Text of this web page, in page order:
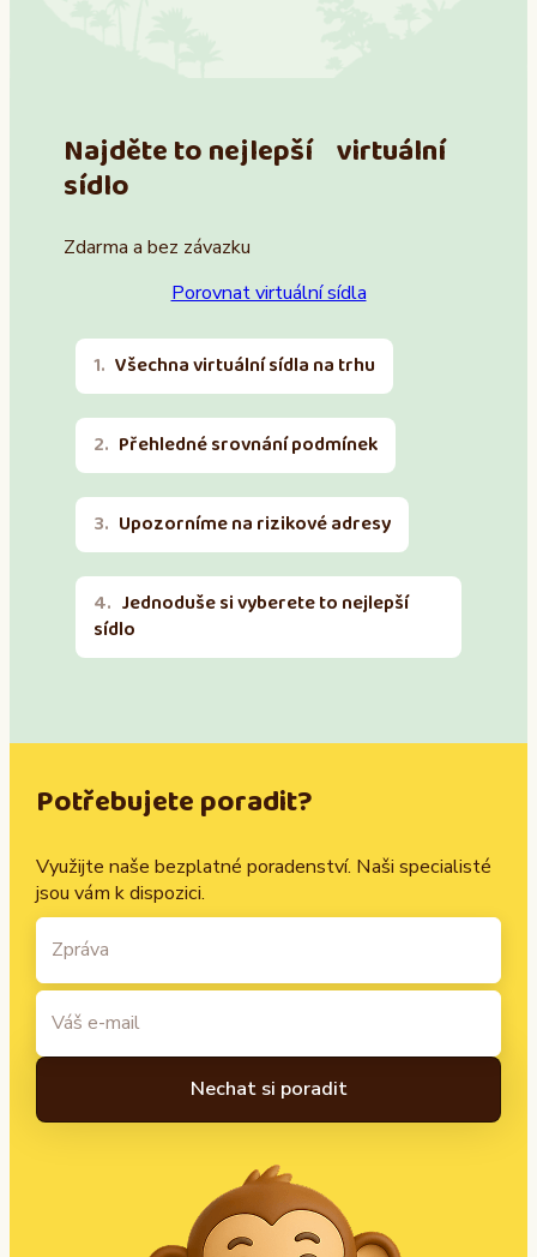
Najděte to nejlepší virtuální
sídlo
Zdarma a bez závazku
Porovnat virtuální sídla
Všechna virtuální sídla na trhu
Přehledné srovnání podmínek
Upozorníme na rizikové adresy
Jednoduše si vyberete to nejlepší
sídlo
Potřebujete poradit?
Využijte naše bezplatné poradenství. Naši specialisté
jsou vám k dispozici.